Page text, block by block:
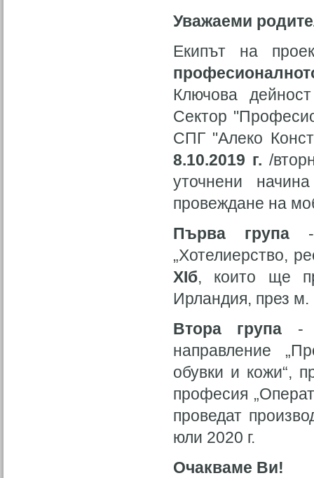
Уважаеми
Екипът на
Ключова
Сектор
СПГ "Алеко
8.10.2019 г. /
уточнени
провеждане на
Първа група
„Хотелиерство,
XIб, които ще
Ирландия, през м.
Втора група -
направление
обувки и кожи“,
професия
проведат
юли 2020 г.
Очакваме Ви!